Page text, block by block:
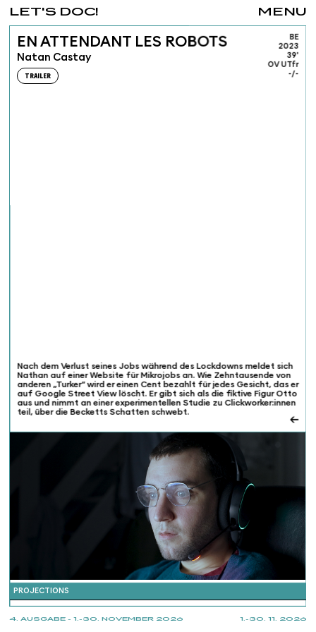
1.-30. 11. 2026
4. AUSGABE - 1.-30. NOVEMBER 2026
MENU
LET'S DOC!
EN ATTENDANT LES ROBOTS
Natan Castay
TRAILER
BE
2023
39'
OV UTfr
-/-
Nach dem Verlust seines Jobs während des Lockdowns meldet sich
Nathan auf einer Website für Mikrojobs an. Wie Zehntausende von
anderen „Turker“ wird er einen Cent bezahlt für jedes Gesicht, das er
auf Google Street View löscht. Er gibt sich als die fiktive Figur Otto
aus und nimmt an einer experimentellen Studie zu Clickworker:innen
teil, über die Becketts Schatten schwebt.
←
PROJECTIONS